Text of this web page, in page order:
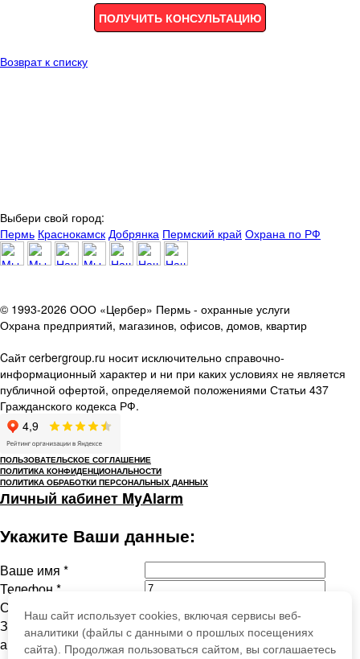
ПОЛУЧИТЬ КОНСУЛЬТАЦИЮ
Возврат к списку
Выбери свой город:
Пермь Краснокамск Добрянка Пермский край Охрана по РФ
© 1993-2026 ООО «Цербер» Пермь - охранные услуги
Охрана предприятий, магазинов, офисов, домов, квартир
Cайт cerbergroup.ru носит исключительно справочно-
информационный характер и ни при каких условиях не является
публичной офертой, определяемой положениями Статьи 437
Гражданского кодекса РФ.
ПОЛЬЗОВАТЕЛЬСКОЕ СОГЛАШЕНИЕ
ПОЛИТИКА КОНФИДЕНЦИОНАЛЬНОСТИ
ПОЛИТИКА ОБРАБОТКИ ПЕРСОНАЛЬНЫХ ДАННЫХ
Личный кабинет MyAlarm
Укажите Ваши данные:
Ваше имя *
Телефон *
Сообщение
Защита от
автоматического
Наш сайт использует cookies, включая сервисы веб-
аналитики (файлы с данными о прошлых посещениях
сайта). Продолжая пользоваться сайтом, вы соглашаетесь